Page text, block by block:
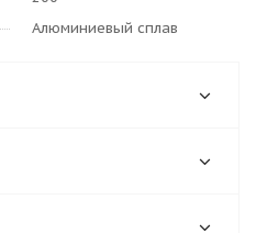
Алюминиевый сплав